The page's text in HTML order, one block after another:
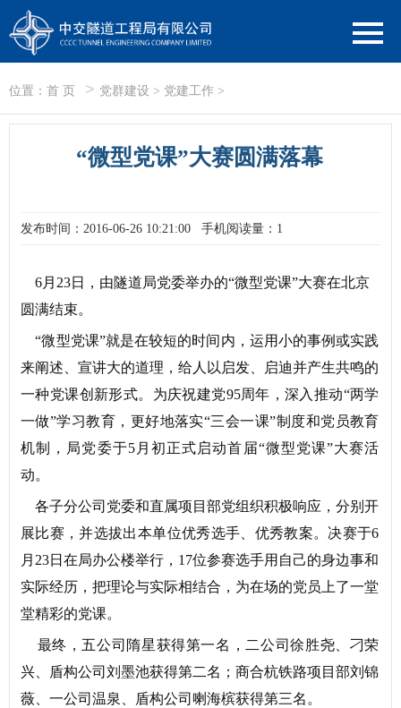
位置： 首 页 > 党群建设 > 党建工作 >
“微型党课”大赛圆满落幕
发布时间：2016-06-26 10:21:00 手机阅读量：1
6月23日，由隧道局党委举办的“微型党课”大赛在北京
圆满结束。
“微型党课”就是在较短的时间内，运用小的事例或实践
来阐述、宣讲大的道理，给人以启发、启迪并产生共鸣的
一种党课创新形式。为庆祝建党95周年，深入推动“两学
一做”学习教育，更好地落实“三会一课”制度和党员教育
机制，局党委于5月初正式启动首届“微型党课”大赛活
动。
各子分公司党委和直属项目部党组织积极响应，分别开
展比赛，并选拔出本单位优秀选手、优秀教案。决赛于6
月23日在局办公楼举行，17位参赛选手用自己的身边事和
实际经历，把理论与实际相结合，为在场的党员上了一堂
堂精彩的党课。
最终，五公司隋星获得第一名，二公司徐胜尧、刁荣
兴、盾构公司刘墨池获得第二名；商合杭铁路项目部刘锦
薇、一公司温泉、盾构公司喇海槟获得第三名。